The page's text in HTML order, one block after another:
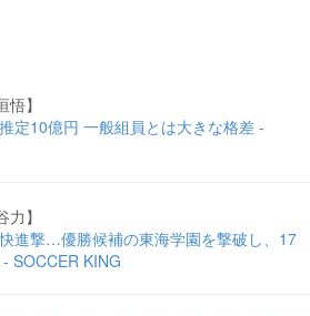
】
定10億円 一般組員とは大きな格差 -
】
進撃…優勝候補の東海学園を撃破し、17
SOCCER KING